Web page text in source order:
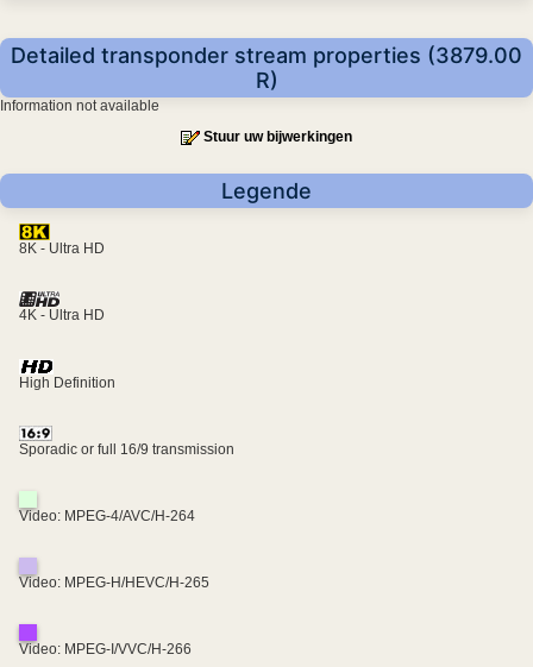
Detailed transponder stream properties (3879.00
R)
Information not available
Stuur uw bijwerkingen
Legende
8K - Ultra HD
4K - Ultra HD
High Definition
Sporadic or full 16/9 transmission
Video: MPEG-4/AVC/H-264
Video: MPEG-H/HEVC/H-265
Video: MPEG-I/VVC/H-266